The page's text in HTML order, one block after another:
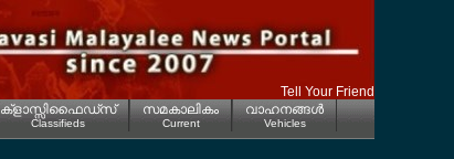
Tell Your Friend
ക്ളാസ്സിഫൈഡ്സ്
Classifieds
സമകാലികം
Current
വാഹനങ്ങള്‍
Vehicles